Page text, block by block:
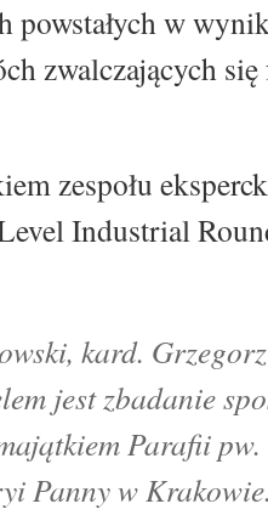
powstałych w
zwalczających
zespołu
Industrial
kard. Grzegorz
jest zbadanie
Parafii
Panny w